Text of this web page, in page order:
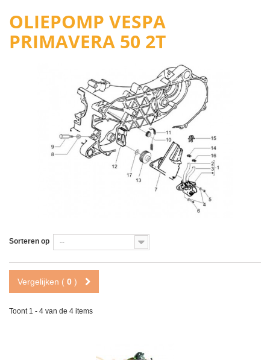
OLIEPOMP VESPA
PRIMAVERA 50 2T
Sorteren op --
Vergelijken ( 0 )
Toont 1 - 4 van de 4 items